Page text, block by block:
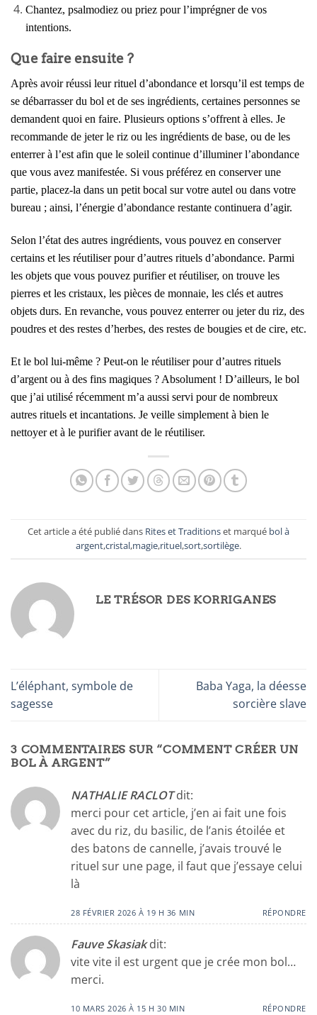
Chantez, psalmodiez ou priez pour l’imprégner de vos
intentions.
Que faire ensuite ?
Après avoir réussi leur rituel d’abondance et lorsqu’il est temps de
se débarrasser du bol et de ses ingrédients, certaines personnes se
demandent quoi en faire. Plusieurs options s’offrent à elles. Je
recommande de jeter le riz ou les ingrédients de base, ou de les
enterrer à l’est afin que le soleil continue d’illuminer l’abondance
que vous avez manifestée. Si vous préférez en conserver une
partie, placez-la dans un petit bocal sur votre autel ou dans votre
bureau ; ainsi, l’énergie d’abondance restante continuera d’agir.
Selon l’état des autres ingrédients, vous pouvez en conserver
certains et les réutiliser pour d’autres rituels d’abondance. Parmi
les objets que vous pouvez purifier et réutiliser, on trouve les
pierres et les cristaux, les pièces de monnaie, les clés et autres
objets durs. En revanche, vous pouvez enterrer ou jeter du riz, des
poudres et des restes d’herbes, des restes de bougies et de cire, etc.
Et le bol lui-même ? Peut-on le réutiliser pour d’autres rituels
d’argent ou à des fins magiques ? Absolument ! D’ailleurs, le bol
que j’ai utilisé récemment m’a aussi servi pour de nombreux
autres rituels et incantations. Je veille simplement à bien le
nettoyer et à le purifier avant de le réutiliser.
Cet article a été publié dans Rites et Traditionset marqué bol à
argent,cristal,magie,rituel,sort,sortilège.
LE TRÉSOR DES KORRIGANES
L’éléphant, symbole de
sagesse
Baba Yaga, la déesse
sorcière slave
3 COMMENTAIRES SUR “COMMENT CRÉER UN
BOL À ARGENT”
NATHALIE RACLOT dit:
merci pour cet article, j’en ai fait une fois
avec du riz, du basilic, de l’anis étoilée et
des batons de cannelle, j’avais trouvé le
rituel sur une page, il faut que j’essaye celui
là
28 FÉVRIER 2026 À 19 H 36 MIN RÉPONDRE
Fauve Skasiak dit:
vite vite il est urgent que je crée mon bol…
merci.
10 MARS 2026 À 15 H 30 MIN RÉPONDRE